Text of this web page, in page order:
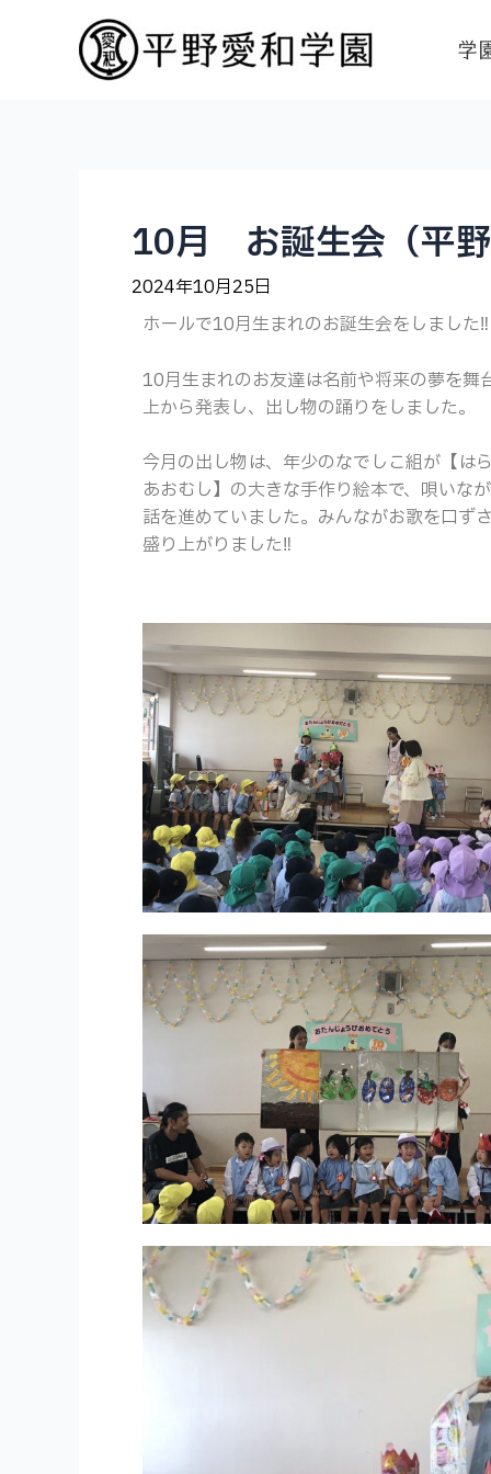
学
10月 お誕生会（平
2024年10月25日
ホールで10月生まれのお誕生会をしました‼
10月生まれのお友達は名前や将来の夢を舞
上から発表し、出し物の踊りをしました。
今月の出し物は、年少のなでしこ組が【は
あおむし】の大きな手作り絵本で、唄いな
話を進めていました。みんながお歌を口ず
盛り上がりました‼